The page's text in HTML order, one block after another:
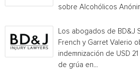
sobre Alcohólicos
Los abogados de BD&J
French y Garret Valerio
indemnización de USD
de grúa en...